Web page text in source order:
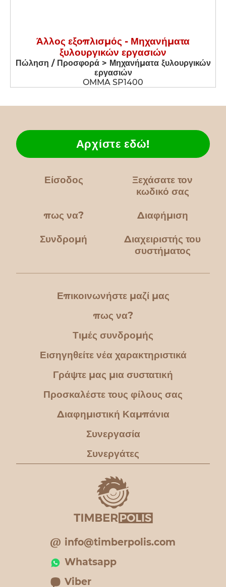
Άλλος εξοπλισμός - Μηχανήματα
ξυλουργικών εργασιών
Πώληση / Προσφορά > Μηχανήματα ξυλουργικών
εργασιών
OMMA SP1400
Είσοδος
Ξεχάσατε τον
κωδικό σας
πως να?
Αρχίστε εδώ!
Διαφήμιση
Συνδρομή
Διαχειριστής του
συστήματος
Επικοινωνήστε μαζί μας
πως να?
Τιμές συνδρομής
Εισηγηθείτε νέα χαρακτηριστικά
Γράψτε μας μια συστατική
Προσκαλέστε τους φίλους σας
Διαφημιστική Καμπάνια
Συνεργασία
Συνεργάτες
info@timberpolis.com
Whatsapp
Viber